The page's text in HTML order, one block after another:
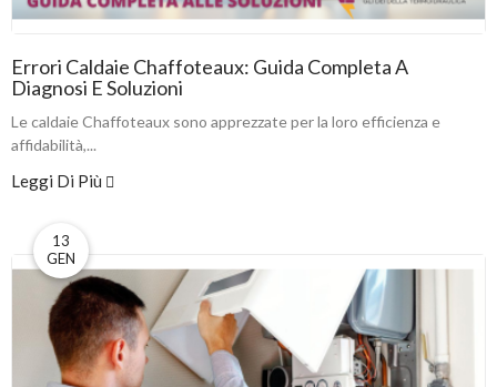
Errori Caldaie Chaffoteaux: Guida Completa A
Diagnosi E Soluzioni
Le caldaie Chaffoteaux sono apprezzate per la loro efficienza e
affidabilità,...
Leggi Di Più
13
GEN